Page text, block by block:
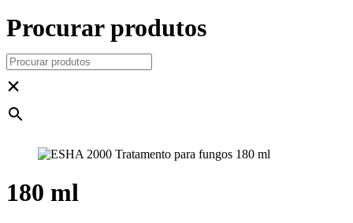
Procurar produtos
×
180 ml